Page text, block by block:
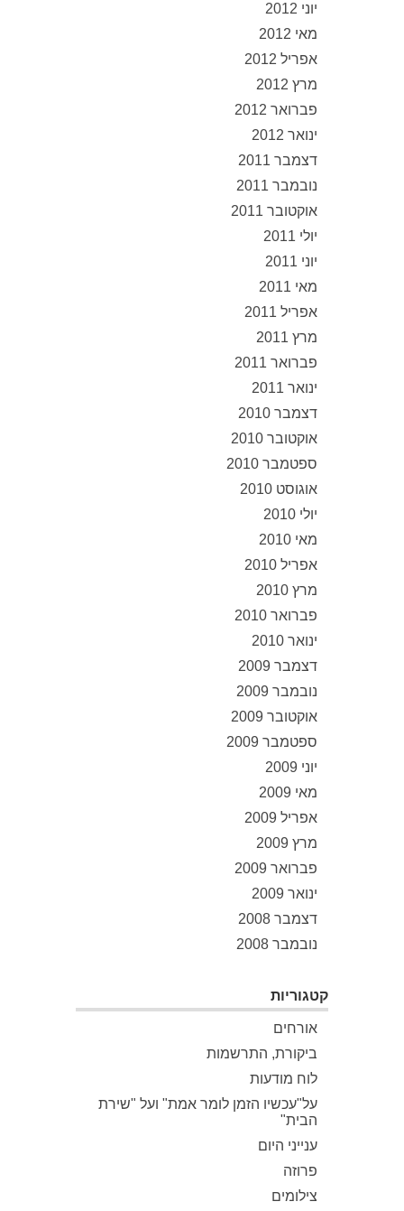
יוני 2012
מאי 2012
אפריל 2012
מרץ 2012
פברואר 2012
ינואר 2012
דצמבר 2011
נובמבר 2011
אוקטובר 2011
יולי 2011
יוני 2011
מאי 2011
אפריל 2011
מרץ 2011
פברואר 2011
ינואר 2011
דצמבר 2010
אוקטובר 2010
ספטמבר 2010
אוגוסט 2010
יולי 2010
מאי 2010
אפריל 2010
מרץ 2010
פברואר 2010
ינואר 2010
דצמבר 2009
נובמבר 2009
אוקטובר 2009
ספטמבר 2009
יוני 2009
מאי 2009
אפריל 2009
מרץ 2009
פברואר 2009
ינואר 2009
דצמבר 2008
נובמבר 2008
קטגוריות
אורחים
ביקורת, התרשמות
לוח מודעות
על"עכשיו הזמן לומר אמת" ועל "שירת
הבית"
ענייני היום
פרוזה
צילומים